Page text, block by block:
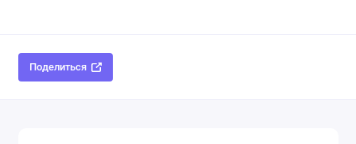
Поделиться